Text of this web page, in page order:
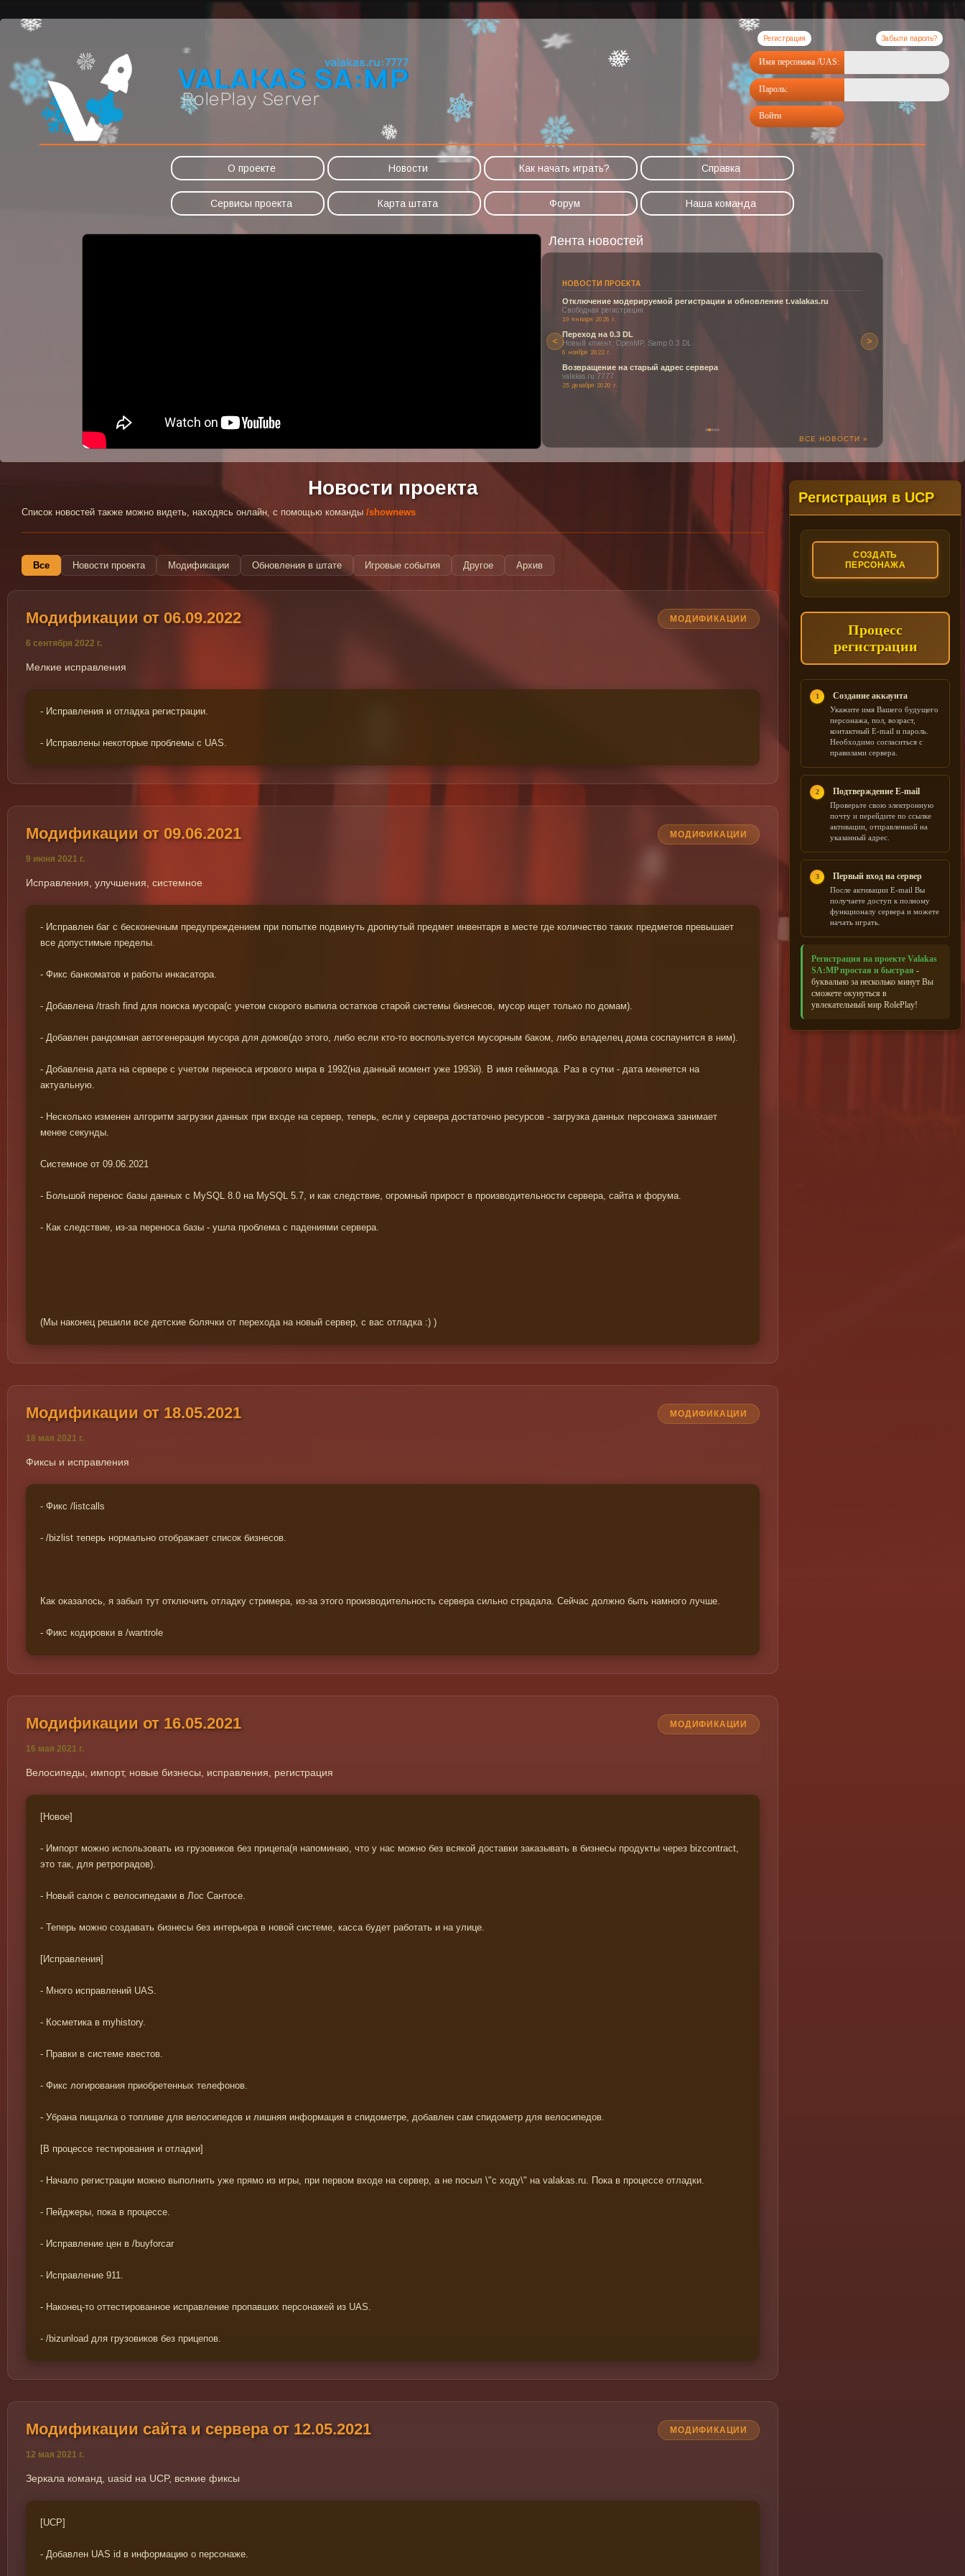
Регистрация Забыли пароль?
Имя персонажа /UAS:
Пароль:
Войти
О проекте Новости Как начать играть? Справка
Сервисы проекта Карта штата Форум Наша команда
Лента новостей
< >
НОВОСТИ ПРОЕКТА
Отключение модерируемой регистрации и обновление t.valakas.ru
Свободная регистрация
19 января 2026 г.
Переход на 0.3 DL
Новый клиент, OpenMP, Samp 0.3 DL
6 ноября 2022 г.
Возвращение на старый адрес сервера
valakas.ru:7777
25 декабря 2020 г.
ВСЕ НОВОСТИ »
Новости проекта
Список новостей также можно видеть, находясь онлайн, с помощью команды /shownews
Все Новости проекта Модификации Обновления в штате Игровые события Другое Архив
МОДИФИКАЦИИ
Модификации от 06.09.2022
6 сентября 2022 г.
Мелкие исправления
- Исправления и отладка регистрации.
- Исправлены некоторые проблемы с UAS.
МОДИФИКАЦИИ
Модификации от 09.06.2021
9 июня 2021 г.
Исправления, улучшения, системное
- Исправлен баг с бесконечным предупреждением при попытке подвинуть дропнутый предмет инвентаря в месте где количество таких предметов превышает
все допустимые пределы.
- Фикс банкоматов и работы инкасатора.
- Добавлена /trash find для поиска мусора(с учетом скорого выпила остатков старой системы бизнесов, мусор ищет только по домам).
- Добавлен рандомная автогенерация мусора для домов(до этого, либо если кто-то воспользуется мусорным баком, либо владелец дома соспаунится в ним).
- Добавлена дата на сервере с учетом переноса игрового мира в 1992(на данный момент уже 1993й). В имя гейммода. Раз в сутки - дата меняется на
актуальную.
- Несколько изменен алгоритм загрузки данных при входе на сервер, теперь, если у сервера достаточно ресурсов - загрузка данных персонажа занимает
менее секунды.
Системное от 09.06.2021
- Большой перенос базы данных с MySQL 8.0 на MySQL 5.7, и как следствие, огромный прирост в производительности сервера, сайта и форума.
- Как следствие, из-за переноса базы - ушла проблема с падениями сервера.
(Мы наконец решили все детские болячки от перехода на новый сервер, с вас отладка :) )
МОДИФИКАЦИИ
Модификации от 18.05.2021
18 мая 2021 г.
Фиксы и исправления
- Фикс /listcalls
- /bizlist теперь нормально отображает список бизнесов.
Как оказалось, я забыл тут отключить отладку стримера, из-за этого производительность сервера сильно страдала. Сейчас должно быть намного лучше.
- Фикс кодировки в /wantrole
МОДИФИКАЦИИ
Модификации от 16.05.2021
16 мая 2021 г.
Велосипеды, импорт, новые бизнесы, исправления, регистрация
[Новое]
- Импорт можно использовать из грузовиков без прицепа(я напоминаю, что у нас можно без всякой доставки заказывать в бизнесы продукты через bizcontract,
это так, для ретроградов).
- Новый салон с велосипедами в Лос Сантосе.
- Теперь можно создавать бизнесы без интерьера в новой системе, касса будет работать и на улице.
[Исправления]
- Много исправлений UAS.
- Косметика в myhistory.
- Правки в системе квестов.
- Фикс логирования приобретенных телефонов.
- Убрана пищалка о топливе для велосипедов и лишняя информация в спидометре, добавлен сам спидометр для велосипедов.
[В процессе тестирования и отладки]
- Начало регистрации можно выполнить уже прямо из игры, при первом входе на сервер, а не посыл \"с ходу\" на valakas.ru. Пока в процессе отладки.
- Пейджеры, пока в процессе.
- Исправление цен в /buyforcar
- Исправление 911.
- Наконец-то оттестированное исправление пропавших персонажей из UAS.
- /bizunload для грузовиков без прицепов.
МОДИФИКАЦИИ
Модификации сайта и сервера от 12.05.2021
12 мая 2021 г.
Зеркала команд, uasid на UCP, всякие фиксы
[UCP]
- Добавлен UAS id в информацию о персонаже.
Регистрация в UCP
СОЗДАТЬ
ПЕРСОНАЖА
Процесс
регистрации
1 Создание аккаунта
Укажите имя Вашего будущего
персонажа, пол, возраст,
контактный E-mail и пароль.
Необходимо согласиться с
правилами сервера.
2 Подтверждение E-mail
Проверьте свою электронную
почту и перейдите по ссылке
активации, отправленной на
указанный адрес.
3 Первый вход на сервер
После активации E-mail Вы
получаете доступ к полному
функционалу сервера и можете
начать играть.
Регистрация на проекте Valakas
SA:MP простая и быстрая -
буквально за несколько минут Вы
сможете окунуться в
увлекательный мир RolePlay!